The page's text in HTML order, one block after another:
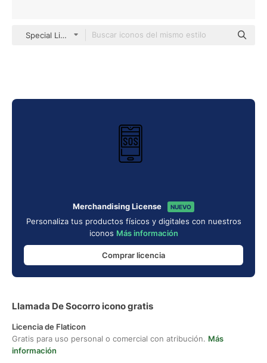
Special Lineal
Merchandising License NUEVO
Personaliza tus productos físicos y digitales con nuestros
iconos Más información
Comprar licencia
Llamada De Socorro icono gratis
Licencia de Flaticon
Gratis para uso personal o comercial con atribución. Más
información